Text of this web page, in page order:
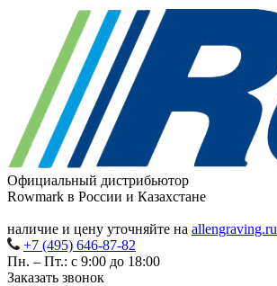
Официальный дистрибьютор
Rowmark в России и Казахстане
наличие и цену уточняйте на allengraving.ru
+7 (495) 646-87-82
Пн. – Пт.: с 9:00 до 18:00
Заказать звонок